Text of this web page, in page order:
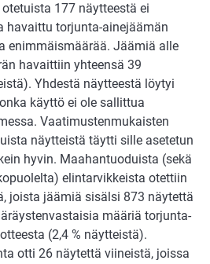
177 näytteestä ei
havaittu torjunta-ainejäämän
enimmäismäärää. Jäämiä alle
havaittiin yhteensä 39
Yhdestä näytteestä löytyi
käyttö ei ole sallittua
Vaatimustenmukaisten
näytteistä täytti sille asetetun
hyvin. Maahantuoduista (sekä
elintarvikkeista otettiin
joista jäämiä sisälsi 873 näytettä
määriä torjunta-
(2,4 % näytteistä).
otti 26 näytettä viineistä, joissa